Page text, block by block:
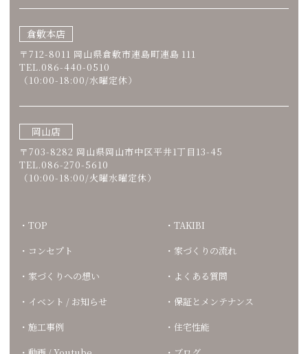
倉敷本店
〒712-8011 岡山県倉敷市連島町連島 111
TEL.086-440-0510
（10:00-18:00/水曜定休）
岡山店
〒703-8282 岡山県岡山市中区平井1丁目13-45
TEL.086-270-5610
（10:00-18:00/火曜水曜定休）
TOP
コンセプト
家づくりへの想い
イベント / お知らせ
施工事例
TAKIBI
家づくりの流れ
よくある質問
保証とメンテナンス
住宅性能